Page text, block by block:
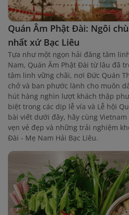
Quán Âm Phật Đài: Ngôi
nhất xứ Bạc Liêu
Tựa như một ngọn hải đăng tâm
Nam, Quán Âm Phật Đài từ lâu đã
tâm linh vững chãi, nơi Đức Quán
chở và ban phước lành cho muôn
hút hàng nghìn lượt khách thập
biệt trong các dịp lễ vía và Lễ hội
bài viết dưới đây, hãy cùng
vẹn vẻ đẹp và những trải nghiệm
Đài - Mẹ Nam Hải Bạc Liêu.